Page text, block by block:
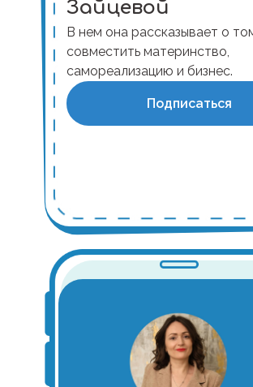
Зайцевой
В нем она рассказывает о
совместить материнство,
самореализацию и бизнес.
Подписаться